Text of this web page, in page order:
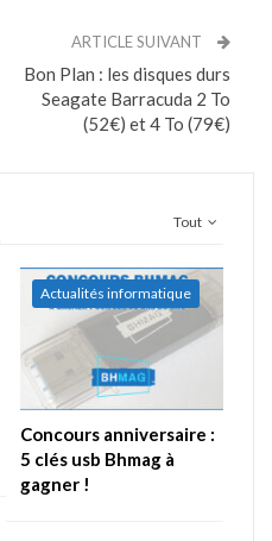
ARTICLE SUIVANT
Bon Plan : les disques durs
Seagate Barracuda 2 To
(52€) et 4 To (79€)
Tout
Actualités informatique
Concours anniversaire :
5 clés usb Bhmag à
gagner !